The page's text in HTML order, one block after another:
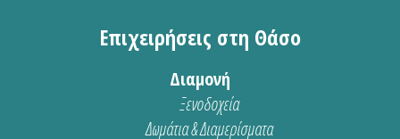
Επιχειρήσεις στη Θάσο
Διαμονή
Ξενοδοχεία
Δωμάτια & Διαμερίσματα